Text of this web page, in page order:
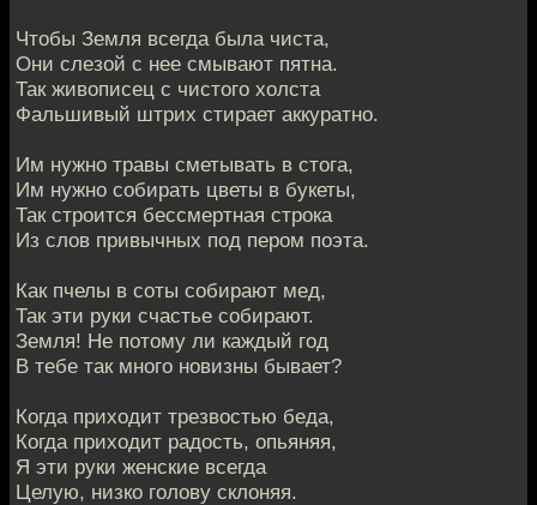
Чтобы Земля всегда была чиста,
Они слезой с нее смывают пятна.
Так живописец с чистого холста
Фальшивый штрих стирает аккуратно.
Им нужно травы сметывать в стога,
Им нужно собирать цветы в букеты,
Так строится бессмертная строка
Из слов привычных под пером поэта.
Как пчелы в соты собирают мед,
Так эти руки счастье собирают.
Земля! Не потому ли каждый год
В тебе так много новизны бывает?
Когда приходит трезвостью беда,
Когда приходит радость, опьяняя,
Я эти руки женские всегда
Целую, низко голову склоняя.